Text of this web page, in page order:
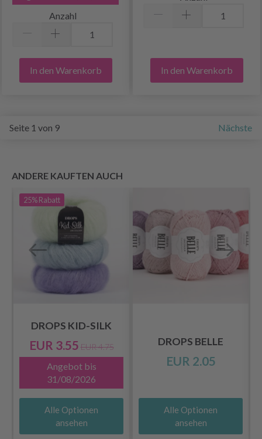
Anzahl
In den Warenkorb In den Warenkorb
Seite 1 von 9 Nächste
ANDERE KAUFTEN AUCH
25%Rabatt
DROPS KID-SILK
EUR 3.55 EUR 4.75
Angebot bis
31/08/2026
Alle Optionen
ansehen
DROPS BELLE
EUR 2.05
Alle Optionen
ansehen